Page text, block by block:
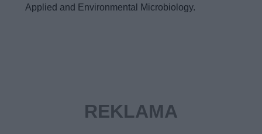
Applied and Environmental Microbiology.